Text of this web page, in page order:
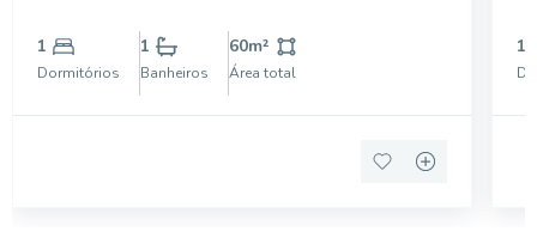
1
Dormitórios
1
Banheiros
60m²
Área total
1